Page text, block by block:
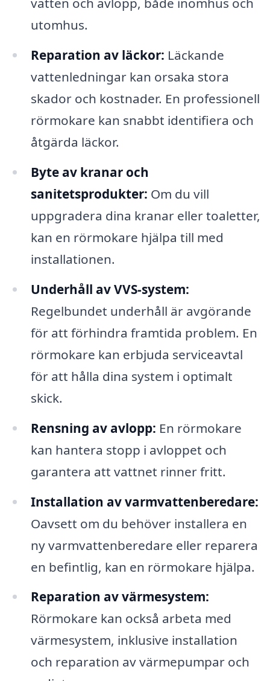
utomhus.
Reparation av läckor: Läckande
vattenledningar kan orsaka stora
skador och kostnader. En professionell
rörmokare kan snabbt identifiera och
åtgärda läckor.
Byte av kranar och
sanitetsprodukter: Om du vill
uppgradera dina kranar eller toaletter,
kan en rörmokare hjälpa till med
installationen.
Underhåll av VVS-system:
Regelbundet underhåll är avgörande
för att förhindra framtida problem. En
rörmokare kan erbjuda serviceavtal
för att hålla dina system i optimalt
skick.
Rensning av avlopp: En rörmokare
kan hantera stopp i avloppet och
garantera att vattnet rinner fritt.
Installation av varmvattenberedare:
Oavsett om du behöver installera en
ny varmvattenberedare eller reparera
en befintlig, kan en rörmokare hjälpa.
Reparation av värmesystem:
Rörmokare kan också arbeta med
värmesystem, inklusive installation
och reparation av värmepumpar och